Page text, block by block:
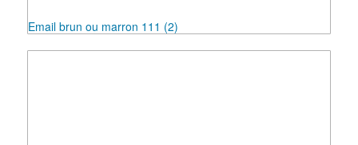
Email brun ou marron 111 (2)